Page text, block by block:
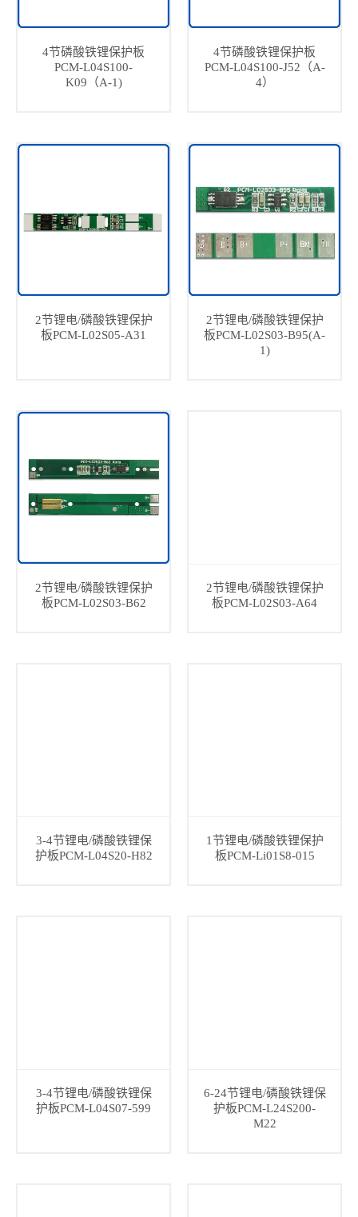
4节磷酸铁锂保护板
PCM-L04S100-
K09（A-1)
4节磷酸铁锂保护板
PCM-L04S100-J52（A-
4）
2节锂电/磷酸铁锂保护
板PCM-L02S05-A31
2节锂电/磷酸铁锂保护
板PCM-L02S03-B95(A-
1)
2节锂电/磷酸铁锂保护
板PCM-L02S03-B62
2节锂电/磷酸铁锂保护
板PCM-L02S03-A64
3-4节锂电/磷酸铁锂保
护板PCM-L04S20-H82
1节锂电/磷酸铁锂保护
板PCM-Li01S8-015
3-4节锂电/磷酸铁锂保
护板PCM-L04S07-599
6-24节锂电/磷酸铁锂保
护板PCM-L24S200-
M22